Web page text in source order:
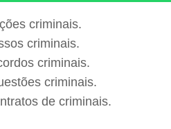
criminais.
criminais.
criminais.
criminais.
de criminais.